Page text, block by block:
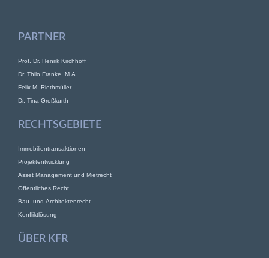
PARTNER
Prof. Dr. Henrik Kirchhoff
Dr. Thilo Franke, M.A.
Felix M. Riethmüller
Dr. Tina Großkurth
RECHTSGEBIETE
Immobilientransaktionen
Projektentwicklung
Asset Management und Mietrecht
Öffentliches Recht
Bau- und Architektenrecht
Konfliktlösung
ÜBER KFR